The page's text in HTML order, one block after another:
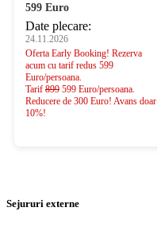
599 Euro
Date plecare:
24.11.2026
Oferta Early Booking! Rezerva
acum cu tarif redus 599
Euro/persoana.
Tarif 899 599 Euro/persoana.
Reducere de 300 Euro! Avans doar
10%!
Sejururi externe